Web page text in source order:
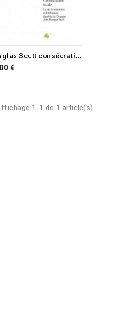
D
ouglas Scott consécration totale
€
1-1 de 1 article(s)